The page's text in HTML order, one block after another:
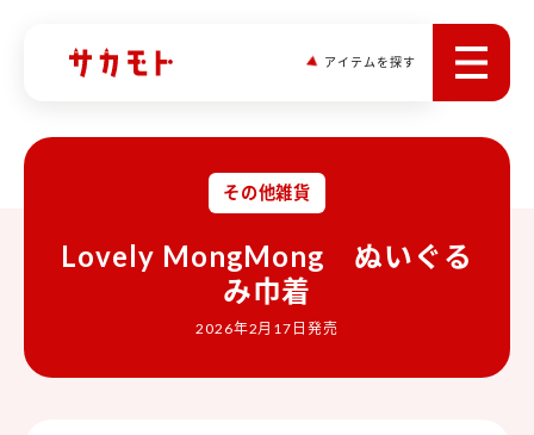
アイテムを探す
その他雑貨
Lovely MongMong ぬいぐる
み巾着
2026年2月17日発売